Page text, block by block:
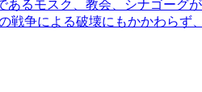
あるモスク、教会、シナゴーグ
戦争による破壊にもかかわらず